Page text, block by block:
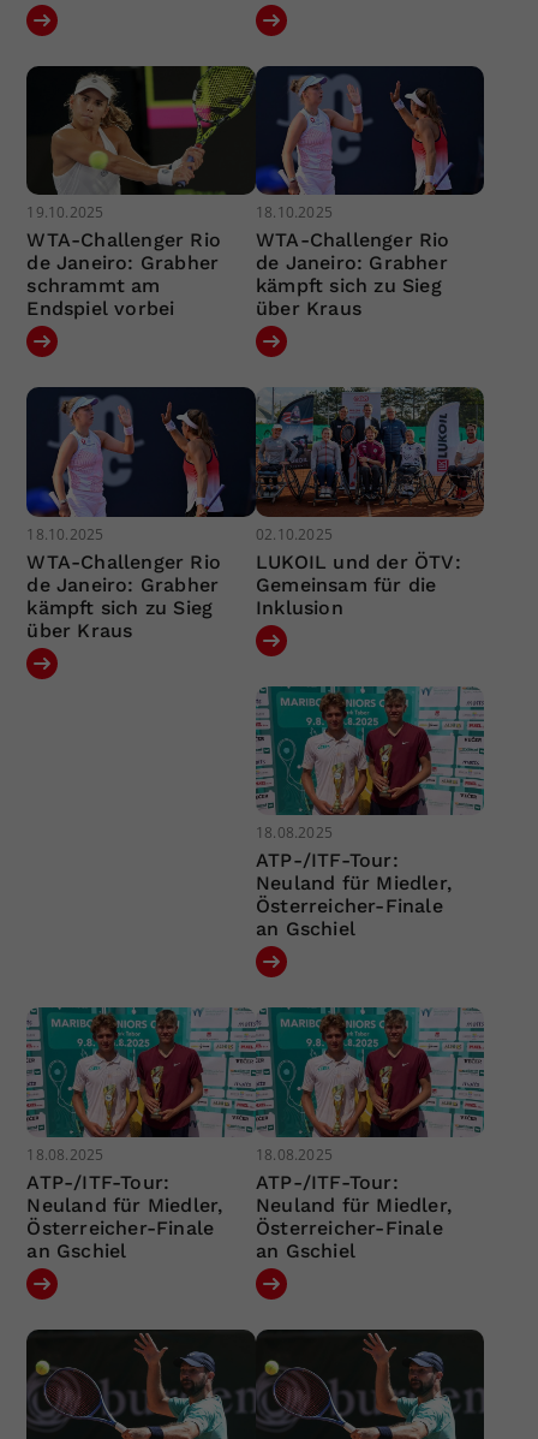
19.10.2025
WTA-Challenger Rio
de Janeiro: Grabher
schrammt am
Endspiel vorbei
18.10.2025
WTA-Challenger Rio
de Janeiro: Grabher
kämpft sich zu Sieg
über Kraus
18.10.2025
WTA-Challenger Rio
de Janeiro: Grabher
kämpft sich zu Sieg
über Kraus
02.10.2025
LUKOIL und der ÖTV:
Gemeinsam für die
Inklusion
18.08.2025
ATP-/ITF-Tour:
Neuland für Miedler,
Österreicher-Finale
an Gschiel
18.08.2025
ATP-/ITF-Tour:
Neuland für Miedler,
Österreicher-Finale
an Gschiel
18.08.2025
ATP-/ITF-Tour:
Neuland für Miedler,
Österreicher-Finale
an Gschiel